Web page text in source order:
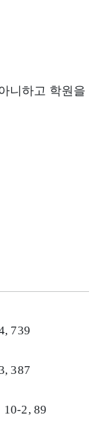
니하고 학원을
739
387
10-2, 89